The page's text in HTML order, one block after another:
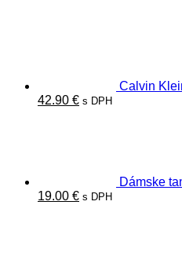
Calvin
Pôvodná
42.90 €Aktuálna
s DPH
Dámske
Pôvodná
19.00 €Aktuálna
s DPH